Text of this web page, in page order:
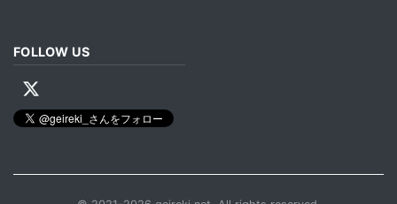
FOLLOW US